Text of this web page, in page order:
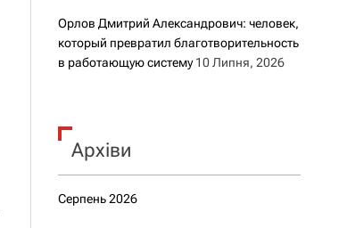
Орлов Дмитрий Александрович: человек,
который превратил благотворительность
в работающую систему 10 Липня, 2026
Архіви
Серпень 2026